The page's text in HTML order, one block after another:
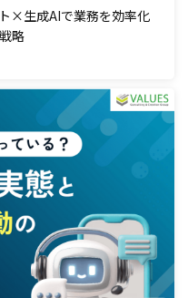
×生成AIで業務を効率化
略